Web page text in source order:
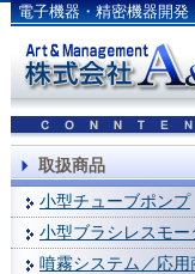
電子機器・精密機器開
取扱商品
小型チューブポンプ
小型ブラシレスモー
噴霧システム／応用